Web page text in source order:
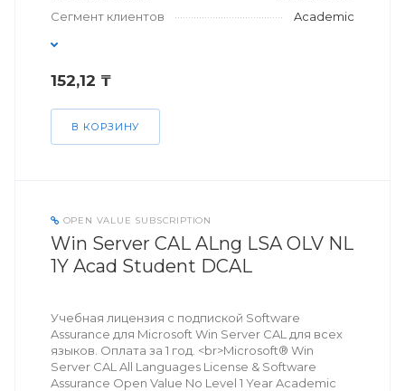
Сегмент клиентов
Academic
152,12 ₸
В КОРЗИНУ
OPEN VALUE SUBSCRIPTION
Win Server CAL ALng LSA OLV NL
1Y Acad Student DCAL
Учебная лицензия с подпиской Software
Assurance для Microsoft Win Server CAL для всех
языков. Оплата за 1 год. <br>Microsoft® Win
Server CAL All Languages License & Software
Assurance Open Value No Level 1 Year Academic